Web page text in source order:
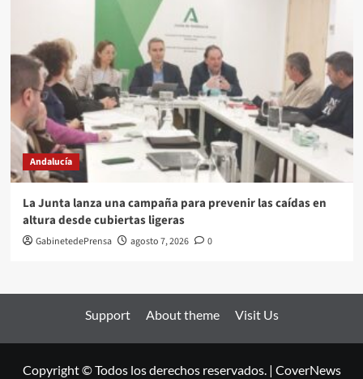
Andalucía
La Junta lanza una campaña para prevenir las caídas en
altura desde cubiertas ligeras
GabinetedePrensa agosto 7, 2026 0
Support About theme Visit Us
Copyright © Todos los derechos reservados. | CoverNews